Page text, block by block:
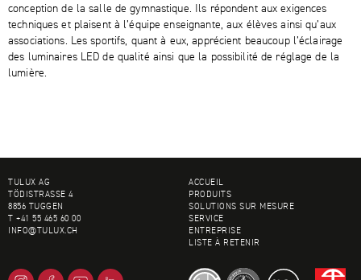
conception de la salle de gymnastique. Ils répondent aux exigences
techniques et plaisent à l’équipe enseignante, aux élèves ainsi qu’aux
associations. Les sportifs, quant à eux, apprécient beaucoup l’éclairage
des luminaires LED de qualité ainsi que la possibilité de réglage de la
lumière.
BAS DE PAGE
TULUX AG
TÖDISTRASSE 4
8856 TUGGEN
T +41 55 465 60 00
INFO@TULUX.CH
ACCUEIL
PRODUITS
SOLUTIONS SUR MESURE
SERVICE
ENTREPRISE
LISTE À RETENIR